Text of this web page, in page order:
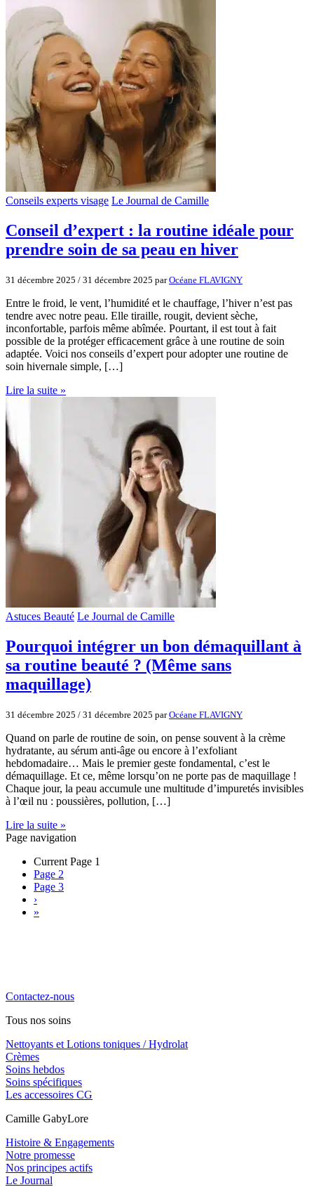
Conseils experts visage Le Journal de Camille
Conseil d’expert : la routine idéale pour
prendre soin de sa peau en hiver
31 décembre 2025 / 31 décembre 2025 parOcéane FLAVIGNY
Entre le froid, le vent, l’humidité et le chauffage, l’hiver n’est pas
tendre avec notre peau. Elle tiraille, rougit, devient sèche,
inconfortable, parfois même abîmée. Pourtant, il est tout à fait
possible de la protéger efficacement grâce à une routine de soin
adaptée. Voici nos conseils d’expert pour adopter une routine de
soin hivernale simple, […]
Lire la suite »
Astuces Beauté Le Journal de Camille
Pourquoi intégrer un bon démaquillant à
sa routine beauté ? (Même sans
maquillage)
31 décembre 2025 / 31 décembre 2025 parOcéane FLAVIGNY
Quand on parle de routine de soin, on pense souvent à la crème
hydratante, au sérum anti-âge ou encore à l’exfoliant
hebdomadaire… Mais le premier geste fondamental, c’est le
démaquillage. Et ce, même lorsqu’on ne porte pas de maquillage !
Chaque jour, la peau accumule une multitude d’impuretés invisibles
à l’œil nu : poussières, pollution, […]
Lire la suite »
Page navigation
Current Page 1
Page 2
Page 3
›
»
Contactez-nous
Tous nos soins
Nettoyants et Lotions toniques / Hydrolat
Crèmes
Soins hebdos
Soins spécifiques
Les accessoires CG
Camille GabyLore
Histoire & Engagements
Notre promesse
Nos principes actifs
Le Journal